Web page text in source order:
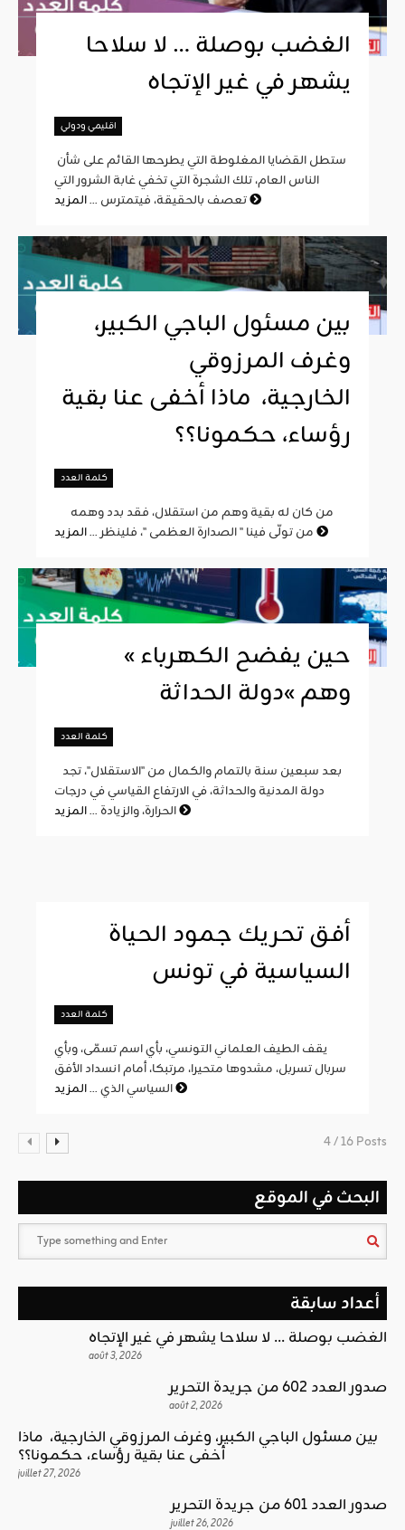
الغضب بوصلة … لا سلاحا
يشهر في غير الإتجاه
اقليمي ودولي
الناس العام، تلك الشجرة التي تخفي غابة الشرور التي
تعصف بالحقيقة، فيتمترس ...
بين مسئول الباجي الكبير،
وغرف المرزوقي
الخارجية، ماذا أخفى عنا بقية
رؤساء، حكمونا؟؟
كلمة العدد
من تولّى فينا " الصدارة العظمى "، فلينظر ...
« حين يفضح الكهرباء
وهم »دولة الحداثة
كلمة العدد
دولة المدنية والحداثة، في الارتفاع القياسي في درجات
الحرارة، والزيادة ...
أفق تحريك جمود الحياة
السياسية في تونس
كلمة العدد
يقف الطيف العلماني التونسي، بأي اسم تسمّى، وبأي
سربال تسربل، مشدوها متحيرا، مرتبكا، أمام انسداد الأفق
السياسي الذي ...
4 / 16 Posts
البحث في الموقع
أعداد سابقة
الغضب بوصلة … لا سلاحا يشهر في غير الإتجاه
août 3, 2026
صدور العدد 602 من جريدة التحرير
août 2, 2026
بين مسئول الباجي الكبير، وغرف المرزوقي الخارجية، ماذا
أخفى عنا بقية رؤساء، حكمونا؟؟
juillet 27, 2026
صدور العدد 601 من جريدة التحرير
juillet 26, 2026